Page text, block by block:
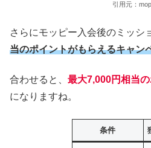
引用元：
さらにモッピー入会後のミッシ
当のポイントがもらえるキャン
合わせると、 最大7,000円相当の
になりますね。
条件